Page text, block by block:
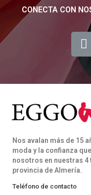
CONECTA CON
Nos avalan más de 15
moda y la confianza
nosotros en nuestras
provincia de Almería.
Teléfono de contacto